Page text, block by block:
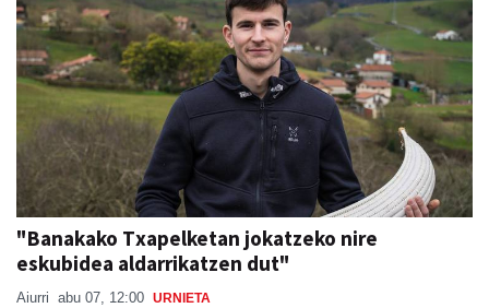
"Banakako Txapelketan jokatzeko nire
eskubidea aldarrikatzen dut"
Aiurri abu 07, 12:00 URNIETA